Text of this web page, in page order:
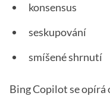
konsensus
seskupování
smíšené shrnutí
Bing Copilot se opírá